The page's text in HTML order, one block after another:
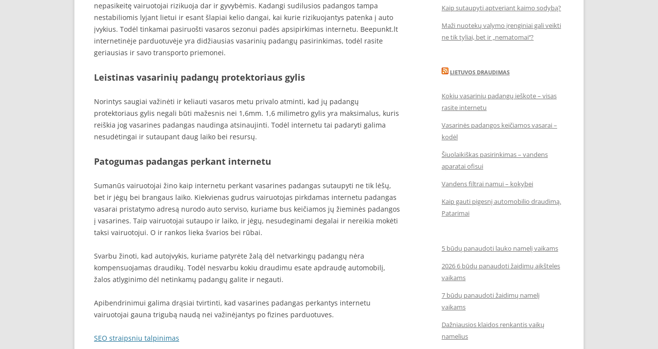
nepasikeitę vairuotojai rizikuoja dar ir gyvybėmis. Kadangi sudilusios padangos tampa
nestabiliomis lyjant lietui ir esant šlapiai kelio dangai, kai kurie rizikuojantys patenka į auto
įvykius. Todėl tinkamai pasiruošti vasaros sezonui padės apsipirkimas internetu. Beepunkt.lt
internetinėje parduotuvėje yra didžiausias vasarinių padangų pasirinkimas, todėl rasite
geriausias ir savo transporto priemonei.
Leistinas vasarinių padangų protektoriaus gylis
Norintys saugiai važinėti ir keliauti vasaros metu privalo atminti, kad jų padangų
protektoriaus gylis negali būti mažesnis nei 1,6mm. 1,6 milimetro gylis yra maksimalus, kuris
reiškia jog vasarines padangas naudinga atsinaujinti. Todėl internetu tai padaryti galima
nesudėtingai ir sutaupant daug laiko bei resursų.
Patogumas padangas perkant internetu
Sumanūs vairuotojai žino kaip internetu perkant vasarines padangas sutaupyti ne tik lėšų,
bet ir jėgų bei brangaus laiko. Kiekvienas gudrus vairuotojas pirkdamas internetu padangas
vasarai pristatymo adresą nurodo auto serviso, kuriame bus keičiamos jų žieminės padangos
į vasarines. Taip vairuotojai sutaupo ir laiko, ir jėgų, nesudeginami degalai ir nereikia mokėti
taksi vairuotojui. O ir rankos lieka švarios bei rūbai.
Svarbu žinoti, kad autoįvykis, kuriame patyrėte žalą dėl netvarkingų padangų nėra
kompensuojamas draudikų. Todėl nesvarbu kokiu draudimu esate apdraudę automobilį,
žalos atlyginimo dėl netinkamų padangų galite ir negauti.
Apibendrinimui galima drąsiai tvirtinti, kad vasarines padangas perkantys internetu
vairuotojai gauna trigubą naudą nei važinėjantys po fizines parduotuves.
SEO straipsniu talpinimas
Kaip sutaupyti aptveriant kaimo sodybą?
Maži nuotekų valymo įrenginiai gali veikti
ne tik tyliai, bet ir „nematomai‘‘?
LIETUVOS DRAUDIMAS
Kokių vasarinių padangų ieškote – visas
rasite internetu
Vasarinės padangos keičiamos vasarai –
kodėl
Šiuolaikiškas pasirinkimas – vandens
aparatai ofisui
Vandens filtrai namui – kokybei
Kaip gauti pigesnį automobilio draudimą.
Patarimai
5 būdų panaudoti lauko namelį vaikams
2026 6 būdų panaudoti žaidimų aikšteles
vaikams
7 būdų panaudoti žaidimų namelį
vaikams
Dažniausios klaidos renkantis vaikų
namelius